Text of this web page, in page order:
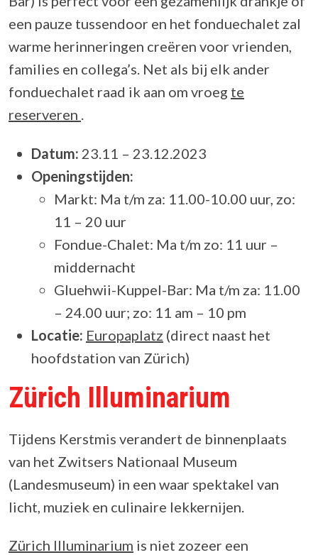
een pauze tussendoor en het fonduechalet zal
warme herinneringen creëren voor vrienden,
families en collega’s. Net als bij elk ander
fonduechalet raad ik aan om vroeg te
reserveren .
Datum: 23.11 – 23.12.2023
Openingstijden:
Markt: Ma t/m za: 11.00-10.00 uur, zo:
11 – 20 uur
Fondue-Chalet: Ma t/m zo: 11 uur –
middernacht
Gluehwii-Kuppel-Bar: Ma t/m za: 11.00
– 24.00 uur; zo: 11 am – 10 pm
Locatie: Europaplatz (direct naast het
hoofdstation van Zürich)
Zürich Illuminarium
Tijdens Kerstmis verandert de binnenplaats
van het Zwitsers Nationaal Museum
(Landesmuseum) in een waar spektakel van
licht, muziek en culinaire lekkernijen.
Zürich Illuminarium is niet zozeer een